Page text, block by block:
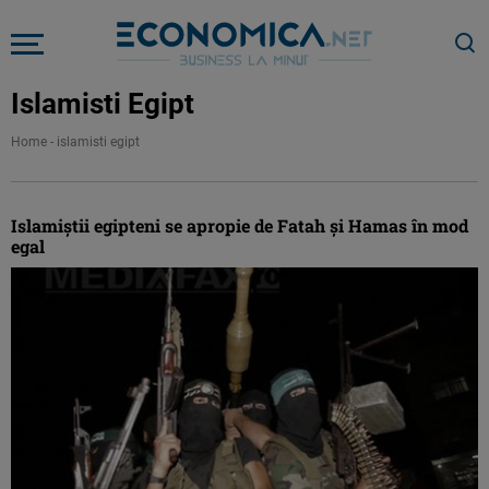
Islamisti Egipt
Home - islamisti egipt
Islamiştii egipteni se apropie de Fatah şi Hamas în mod
egal